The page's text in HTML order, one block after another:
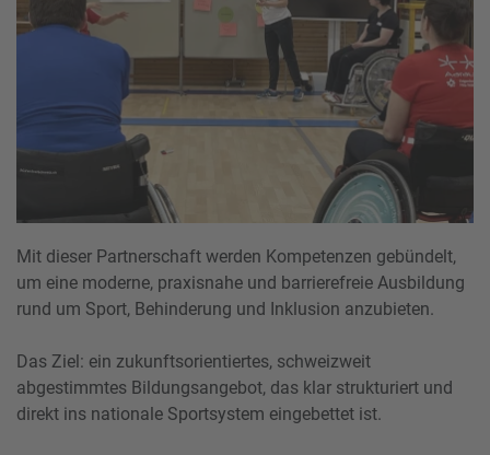
Mit dieser Partnerschaft werden Kompetenzen gebündelt,
um eine moderne, praxisnahe und barrierefreie Ausbildung
rund um Sport, Behinderung und Inklusion anzubieten.
Das Ziel: ein zukunftsorientiertes, schweizweit
abgestimmtes Bildungsangebot, das klar strukturiert und
direkt ins nationale Sportsystem eingebettet ist.